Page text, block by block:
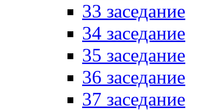
33 заседание
34 заседание
35 заседание
36 заседание
37 заседание